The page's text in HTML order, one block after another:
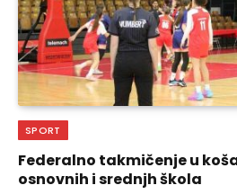
SPORT
Federalno takmičenje u
osnovnih i srednjh škola